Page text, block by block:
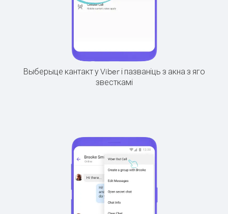
Выберыце кантакт у Viber і пазваніць з акна з яго
звесткамі